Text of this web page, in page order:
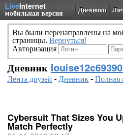
LiveInternet
мобильная версия Дневники
Вы были перенаправлены на
страницы. Вернуться!
Авторизация
Дневник
Лента друзей -Дневник-Полная
Cybersuit That Sizes You
Match Perfectly